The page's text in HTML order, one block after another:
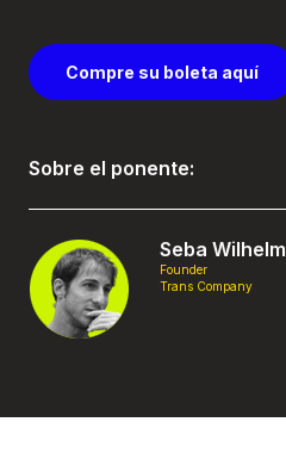
Compre su boleta aquí
Sobre el ponente:
Seba Wilhelm
Founder
Trans Company